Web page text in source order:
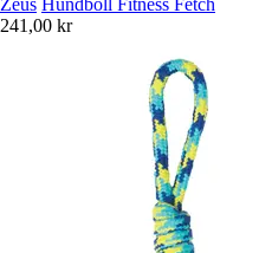
Zeus Hundboll Fitness Fetch
241,00 kr